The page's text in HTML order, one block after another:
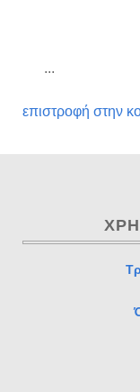
...
επιστροφή στην